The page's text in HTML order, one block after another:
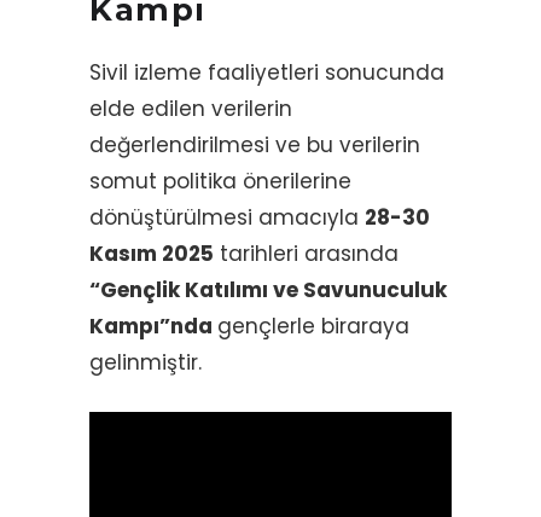
Kampı
Sivil izleme faaliyetleri sonucunda
elde edilen verilerin
değerlendirilmesi ve bu verilerin
somut politika önerilerine
dönüştürülmesi amacıyla 28-30
Kasım 2025 tarihleri arasında
“Gençlik Katılımı ve Savunuculuk
Kampı”nda gençlerle biraraya
gelinmiştir.